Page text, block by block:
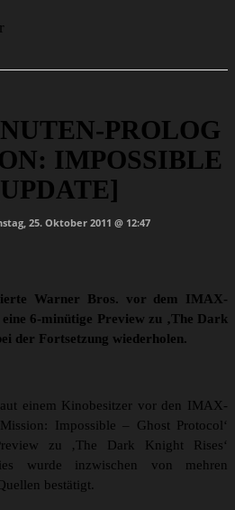
PROLOG
IMPOSSIBLE
25. Oktober 2011 @ 12:47
Warner Bros. vor dem IMAX-
eine 6-minütige Preview zu ‚The Dark
der Fortsetzung wiederholen.
einem Kinobesitzer vor den IMAX-
Impossible – Ghost Protocol‘
zu ‚The Dark Knight Rises‘
wurde inzwischen von mehren
bestätigt.